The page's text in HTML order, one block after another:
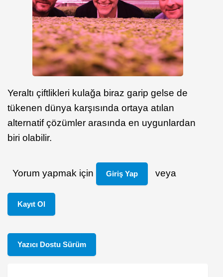
Yeraltı çiftlikleri kulağa biraz garip gelse de
tükenen dünya karşısında ortaya atılan
alternatif çözümler arasında en uygunlardan
biri olabilir.
Yorum yapmak için Giriş Yap veya
Kayıt Ol
Yazıcı Dostu Sürüm